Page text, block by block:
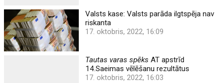
Valsts kase: Valsts parāda ilgtspēja nav
riskanta
17. oktobris, 2022, 16:09
Tautas varas spēks AT apstrīd
14.Saeimas vēlēšanu rezultātus
17. oktobris, 2022, 16:03